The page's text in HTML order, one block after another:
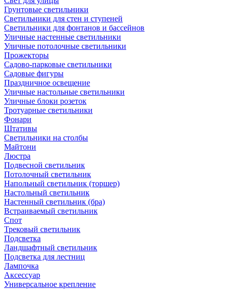
Грунтовые светильники
Светильники для стен и ступеней
Светильники для фонтанов и бассейнов
Уличные настенные светильники
Уличные потолочные светильники
Прожекторы
Садово-парковые светильники
Садовые фигуры
Праздничное освещение
Уличные настольные светильники
Уличные блоки розеток
Тротуарные светильники
Фонари
Штативы
Светильники на столбы
Майтони
Люстра
Подвесной светильник
Потолочный светильник
Напольный светильник (торшер)
Настольный светильник
Настенный светильник (бра)
Встраиваемый светильник
Спот
Трековый светильник
Подсветка
Ландшафтный светильник
Подсветка для лестниц
Лампочка
Аксессуар
Универсальное крепление